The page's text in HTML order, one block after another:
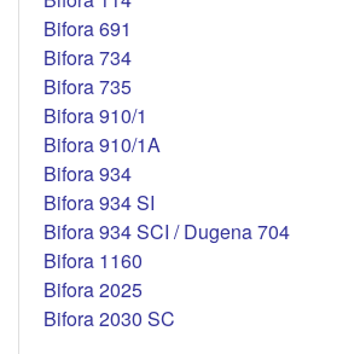
Bifora 691
Bifora 734
Bifora 735
Bifora 910/1
Bifora 910/1A
Bifora 934
Bifora 934 SI
Bifora 934 SCI / Dugena 704
Bifora 1160
Bifora 2025
Bifora 2030 SC